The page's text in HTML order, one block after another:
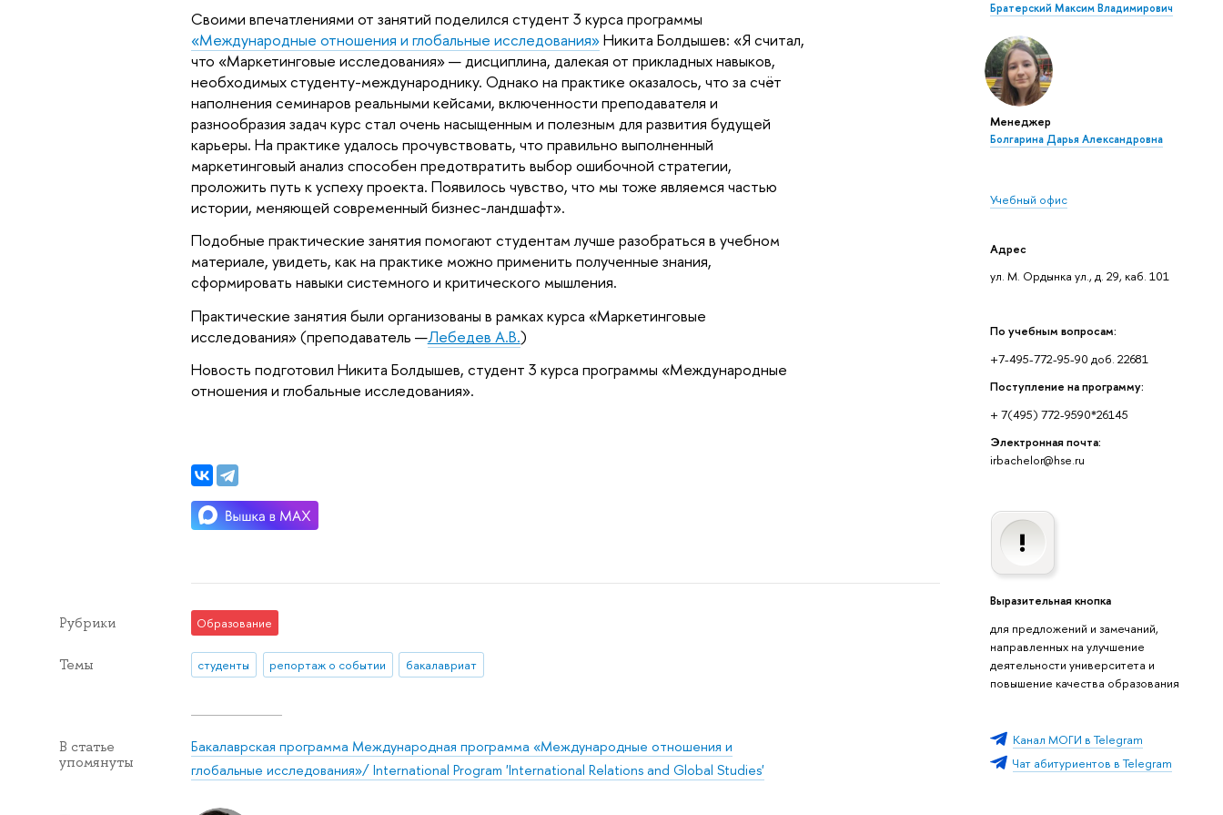
Братерский Максим Владимирович
Менеджер
Болгарина Дарья Александровна
Учебный офис
Адрес
ул. М. Ордынка ул., д. 29, каб. 101
По учебным вопросам:
+7-495-772-95-90 доб. 22681
Поступление на программу:
+ 7(495) 772-9590*26145
Электронная почта:
irbachelor@hse.ru
Выразительная кнопка
для предложений и замечаний,
направленных на улучшение
деятельности университета и
повышение качества образования
Канал МОГИ в Telegram
Чат абитуриентов в Telegram
Своими впечатлениями от занятий поделился студент 3 курса программы
«Международные отношения и глобальные исследования»Никита Болдышев: «Я считал,
что «Маркетинговые исследования» — дисциплина, далекая от прикладных навыков,
необходимых студенту-международнику. Однако на практике оказалось, что за счёт
наполнения семинаров реальными кейсами, включенности преподавателя и
разнообразия задач курс стал очень насыщенным и полезным для развития будущей
карьеры. На практике удалось прочувствовать, что правильно выполненный
маркетинговый анализ способен предотвратить выбор ошибочной стратегии,
проложить путь к успеху проекта. Появилось чувство, что мы тоже являемся частью
истории, меняющей современный бизнес-ландшафт».
Подобные практические занятия помогают студентам лучше разобраться в учебном
материале, увидеть, как на практике можно применить полученные знания,
сформировать навыки системного и критического мышления.
Практические занятия были организованы в рамках курса «Маркетинговые
исследования» (преподаватель —Лебедев А.В.)
Новость подготовил Никита Болдышев, студент 3 курса программы «Международные
отношения и глобальные исследования».
Рубрики Образование
Темы студенты репортаж о событии бакалавриат
В статье
упомянуты
Бакалаврская программа Международная программа «Международные отношения и
глобальные исследования»/ International Program 'International Relations and Global Studies'